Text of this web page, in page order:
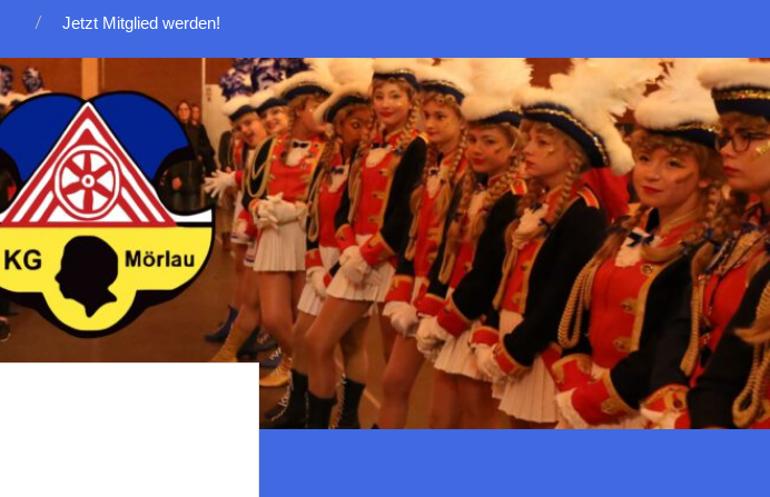
Jetzt Mitglied werden!